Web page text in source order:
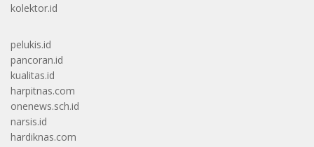
kolektor.id
pelukis.id
pancoran.id
kualitas.id
harpitnas.com
onenews.sch.id
narsis.id
hardiknas.com